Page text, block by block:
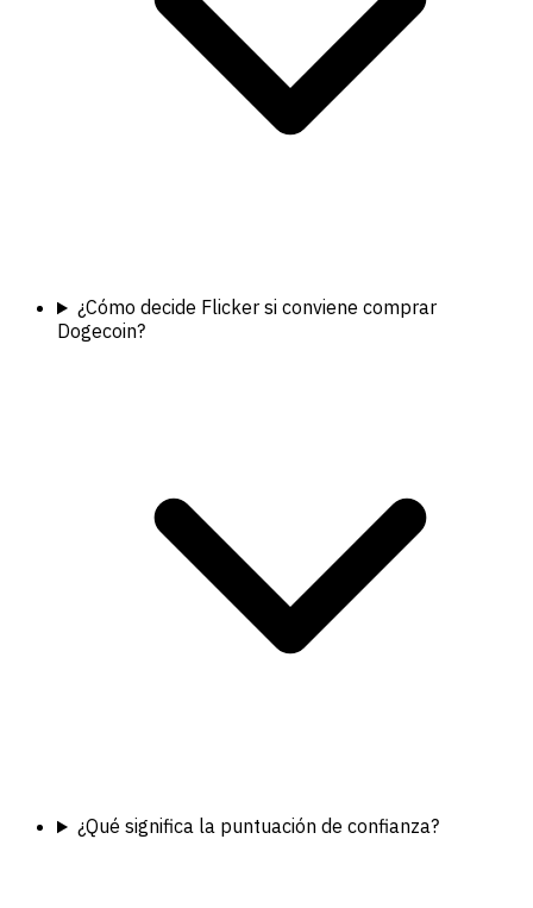
¿Cómo decide Flicker si conviene comprar
Dogecoin?
¿Qué significa la puntuación de confianza?